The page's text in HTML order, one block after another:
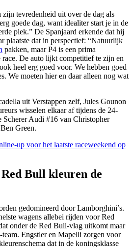
tevredenheid uit over de dag als
goede dag, want idealiter start je in de
plek.” De Spanjaard erkende dat hij
plaatste dat in perspectief: “Natuurlijk
pakken, maar P4 is een prima
race. De auto lijkt competitief te zijn en
heel erg goed voor. We hebben goed
We moeten hier en daar alleen nog wat
uit Verstappen zelf, Jules Gounon
wisselen elkaar af tijdens de 24-
Scherer Audi #16 van Christopher
Green.
up voor het laatste raceweekend op
Bull kleuren de
gedomineerd door Lamborghini’s.
wagens allebei rijden voor Red
onder de Red Bull-vlag uitkomt maar
team. Engstler en Mapelli zorgen voor
dat in de koningsklasse